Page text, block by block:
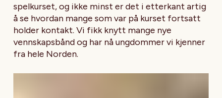
spelkurset, og ikke minst er det i etterkant artig
å se hvordan mange som var på kurset fortsatt
holder kontakt. Vi fikk knytt mange nye
vennskapsbånd og har nå ungdommer vi kjenner
fra hele Norden.